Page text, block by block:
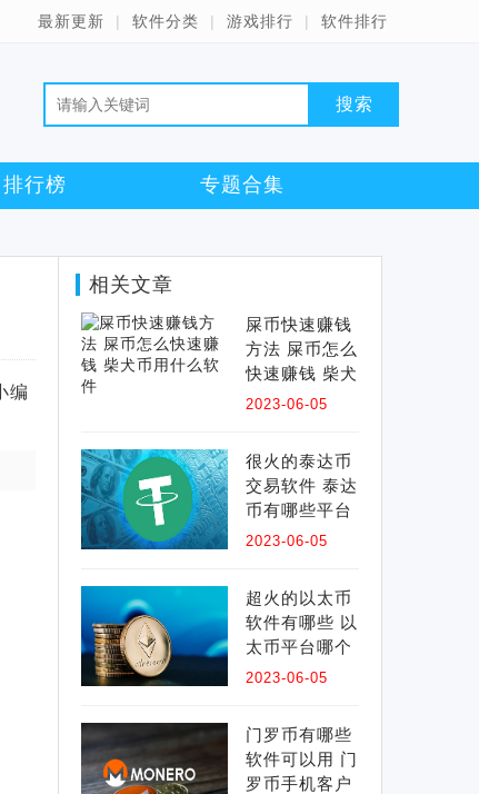
最新更新 | 软件分类 | 游戏排行 | 软件排行
搜索
排行榜 专题合集
编
相关文章
屎币快速赚钱
方法 屎币怎么
快速赚钱 柴犬
币用什么软件
2023-06-05
很火的泰达币
交易软件 泰达
币有哪些平台
可以买 很火的
2023-06-05
超火的以太币
软件有哪些 以
太币平台哪个
赚钱快 超热门
2023-06-05
门罗币有哪些
软件可以用 门
罗币手机客户